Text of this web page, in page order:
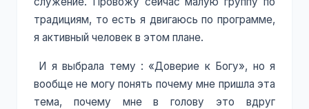
традициям, то есть я двигаюсь по программе,
я активный человек в этом плане.
И я выбрала тему : «Доверие к Богу», но я
вообще не могу понять почему мне пришла эта
тема, почему мне в голову это вдруг